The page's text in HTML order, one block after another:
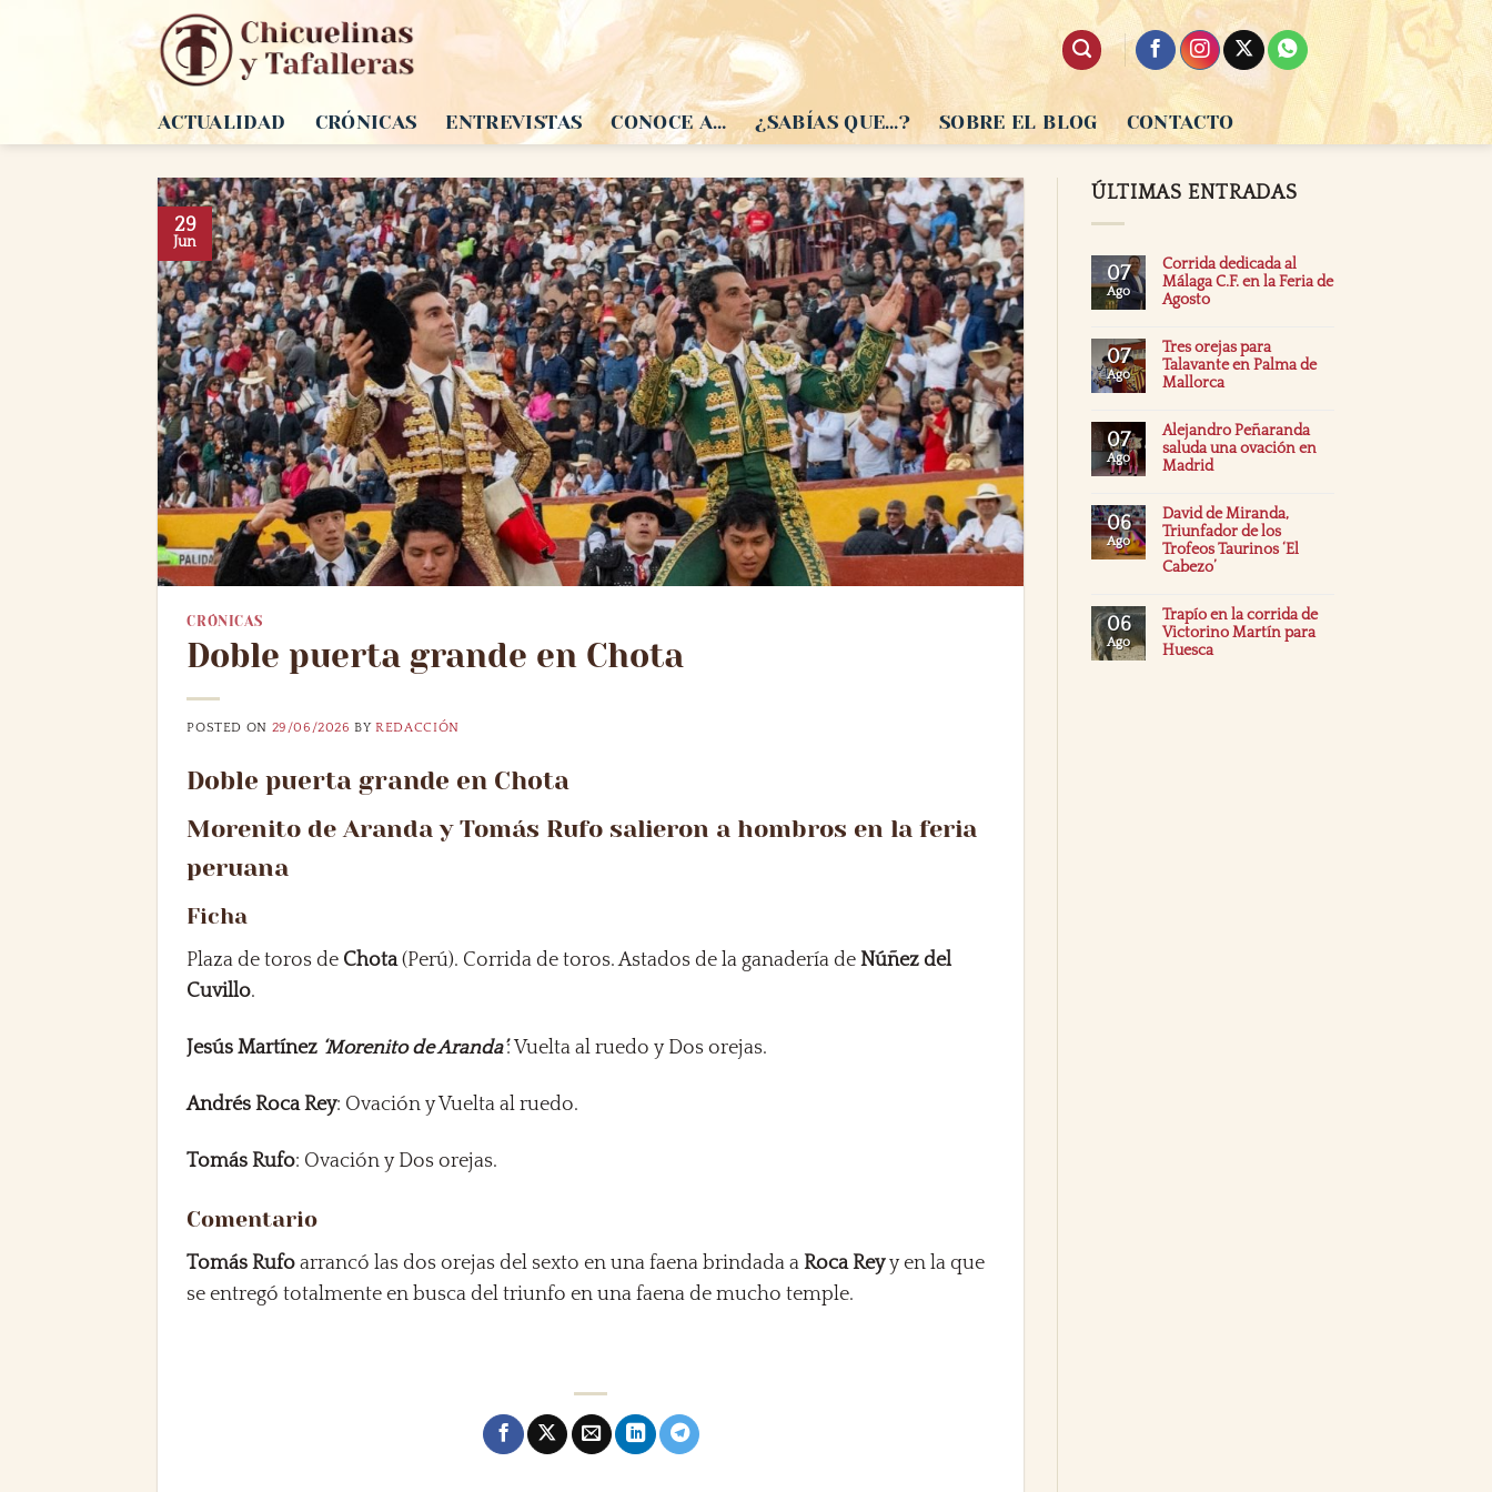
ACTUALIDAD
CRÓNICAS ENTREVISTAS CONOCE A… ¿SABÍAS QUE…? SOBRE EL BLOG CONTACTO
29
Jun
CRÓNICAS
Doble puerta grande en Chota
POSTED ON 29/06/2026 BYREDACCIÓN
Doble puerta grande en Chota
Morenito de Aranda y Tomás Rufo salieron a hombros en la feria
peruana
Ficha
Plaza de toros de Chota(Perú). Corrida de toros. Astados de la ganadería deNúñez del
Cuvillo.
Jesús Martínez ‘Morenito de Aranda’: Vuelta al ruedo y Dos orejas.
Andrés Roca Rey: Ovación y Vuelta al ruedo.
Tomás Rufo: Ovación y Dos orejas.
Comentario
Tomás Rufo arrancó las dos orejas del sexto en una faena brindada aRoca Reyy en la que
se entregó totalmente en busca del triunfo en una faena de mucho temple.
ÚLTIMAS ENTRADAS
07
Ago
Corrida dedicada al
Málaga C.F. en la Feria de
Agosto
07
Ago
Tres orejas para
Talavante en Palma de
Mallorca
07
Ago
Alejandro Peñaranda
saluda una ovación en
Madrid
06
Ago
David de Miranda,
Triunfador de los
Trofeos Taurinos ‘El
Cabezo’
06
Ago
Trapío en la corrida de
Victorino Martín para
Huesca